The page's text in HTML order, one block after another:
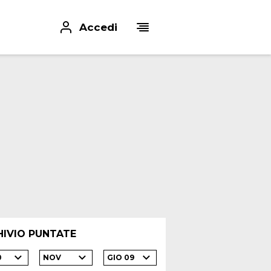
Accedi
PUNTATE
NOV GIO 09